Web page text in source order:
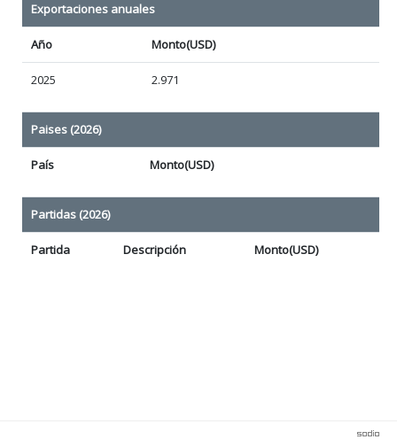
Exportaciones anuales
Año Monto(USD)
2025 2.971
Paises (2026)
País Monto(USD)
Partidas (2026)
Partida Descripción Monto(USD)